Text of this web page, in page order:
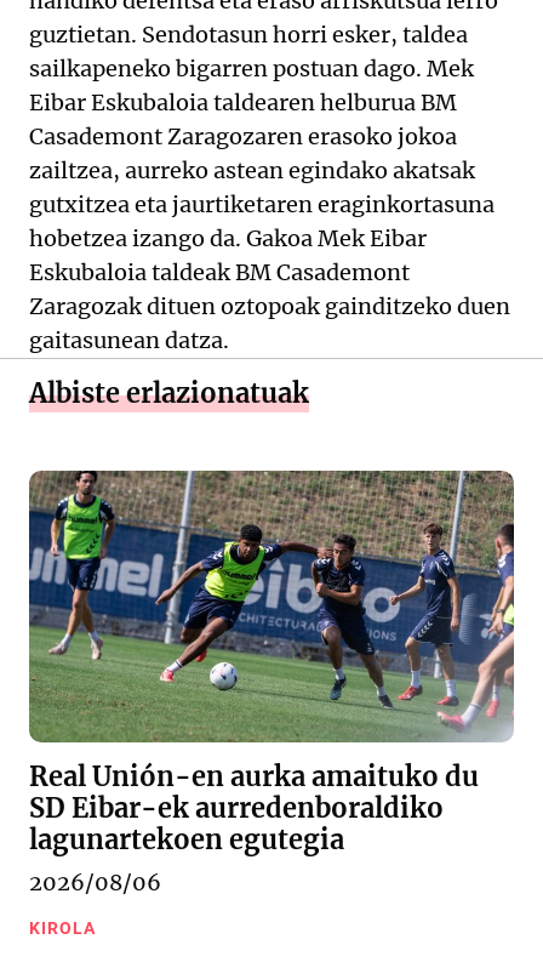
guztietan. Sendotasun horri esker, taldea
sailkapeneko bigarren postuan dago. Mek
Eibar Eskubaloia taldearen helburua BM
Casademont Zaragozaren erasoko jokoa
zailtzea, aurreko astean egindako akatsak
gutxitzea eta jaurtiketaren eraginkortasuna
hobetzea izango da. Gakoa Mek Eibar
Eskubaloia taldeak BM Casademont
Zaragozak dituen oztopoak gainditzeko duen
gaitasunean datza.
Albiste erlazionatuak
Real Unión-en aurka amaituko du
SD Eibar-ek aurredenboraldiko
lagunartekoen egutegia
2026/08/06
KIROLA